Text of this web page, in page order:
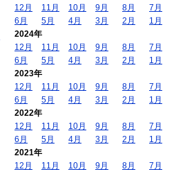
12月
11月 10月 9月 8月
7月
6月
5月 4月 3月 2月
1月
2024年
12月
11月 10月 9月 8月
7月
6月
5月 4月 3月 2月
1月
2023年
12月
11月 10月 9月 8月
7月
6月
5月 4月 3月 2月
1月
2022年
12月
11月 10月 9月 8月
7月
6月
5月 4月 3月 2月
1月
2021年
12月
11月 10月 9月 8月
7月